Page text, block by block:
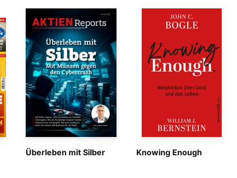
Überleben mit Silber Knowing Enough